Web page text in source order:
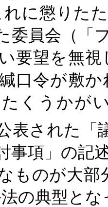
に懲りた
委員会（「
要望を無
口令が敷
くうかが
表された「
事項」の記
ものが大部
の典型とな